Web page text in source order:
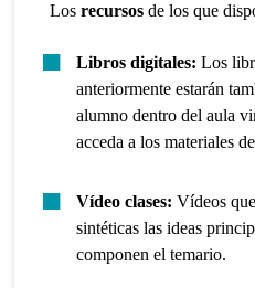
Losrecursos de los que
Libros digitales:Los
anteriormente estarán
alumno dentro del aula
acceda a los materiales
Vídeo clases:Vídeos
sintéticas las ideas
componen el temario.